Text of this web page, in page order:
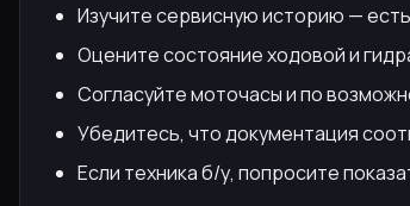
Изучите сервисную историю —
Оцените состояние ходовой и
Согласуйте моточасы и по
Убедитесь, что документация
Если техника б/у, попросите